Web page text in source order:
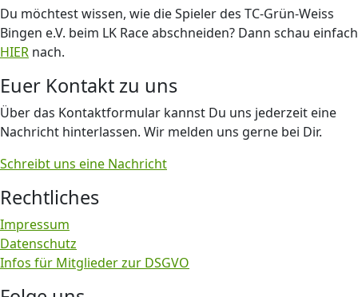
Du möchtest wissen, wie die Spieler des TC-Grün-Weiss
Bingen e.V. beim LK Race abschneiden? Dann schau einfach
HIER nach.
Euer Kontakt zu uns
Über das Kontaktformular kannst Du uns jederzeit eine
Nachricht hinterlassen. Wir melden uns gerne bei Dir.
Schreibt uns eine Nachricht
Rechtliches
Impressum
Datenschutz
Infos für Mitglieder zur DSGVO